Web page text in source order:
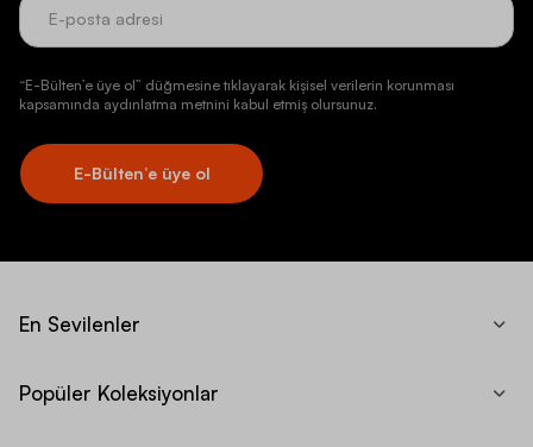
“E-Bülten’e üye ol” düğmesine tıklayarak kişisel verilerin korunması
kapsamında aydınlatma metnini kabul etmiş olursunuz.
E-Bülten’e üye ol
En Sevilenler
Popüler Koleksiyonlar